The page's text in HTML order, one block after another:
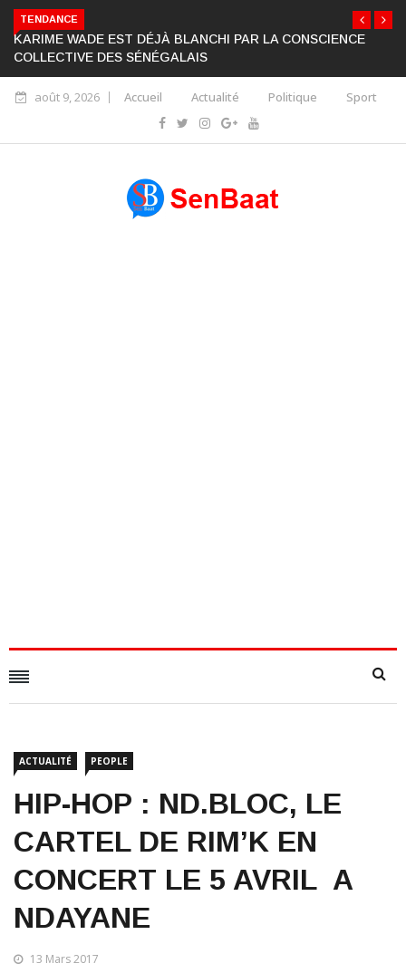
TENDANCE
KARIME WADE EST DÉJÀ BLANCHI PAR LA CONSCIENCE
COLLECTIVE DES SÉNÉGALAIS
août 9, 2026 Accueil Actualité Politique Sport
ACTUALITÉ PEOPLE
HIP-HOP : ND.BLOC, LE
CARTEL DE RIM’K EN
CONCERT LE 5 AVRIL A
NDAYANE
13 Mars 2017